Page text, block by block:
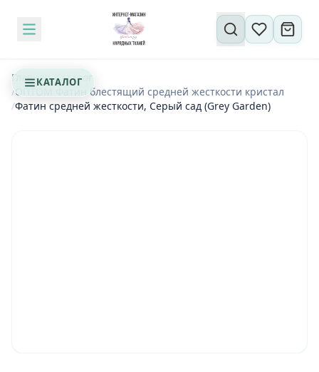
КАТАЛОГ
Поиск по сайту
Главная/Каталог
/ОПТОМ Фатин блестящий средней жесткости кристал
/Фатин средней жесткости, Серый сад (Grey Garden)